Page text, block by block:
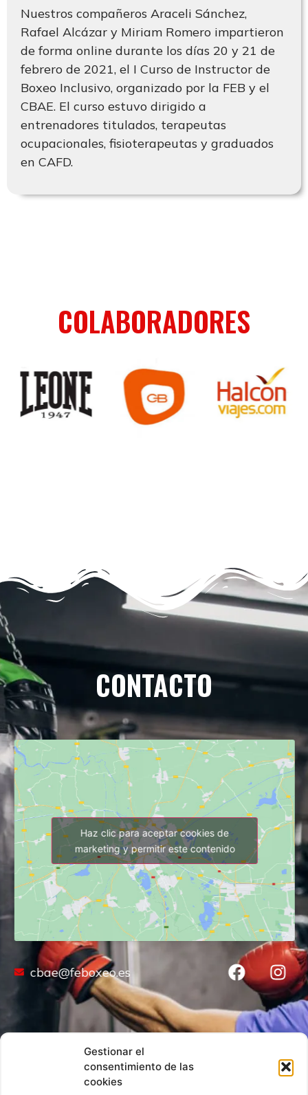
Gestionar el
consentimiento de las
cookies
Nuestros compañeros Araceli Sánchez,
Rafael Alcázar y Miriam Romero impartieron
de forma online durante los días 20 y 21 de
febrero de 2021, el I Curso de Instructor de
Boxeo Inclusivo, organizado por la FEB y el
CBAE. El curso estuvo dirigido a
entrenadores titulados, terapeutas
ocupacionales, fisioterapeutas y graduados
en CAFD.
COLABORADORES
CONTACTO
Haz clic para aceptar cookies de
marketing y permitir este contenido
cbae@feboxeo.es